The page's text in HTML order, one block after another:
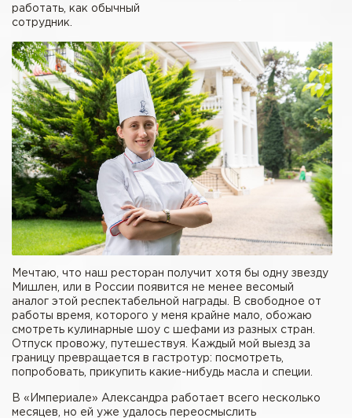
работать, как обычный
сотрудник.
Мечтаю, что наш ресторан получит хотя бы одну звезду
Мишлен, или в России появится не менее весомый
аналог этой респектабельной награды. В свободное от
работы время, которого у меня крайне мало, обожаю
смотреть кулинарные шоу с шефами из разных стран.
Отпуск провожу, путешествуя. Каждый мой выезд за
границу превращается в гастротур: посмотреть,
попробовать, прикупить какие-нибудь масла и специи.
В «Империале» Александра работает всего несколько
месяцев, но ей уже удалось переосмыслить